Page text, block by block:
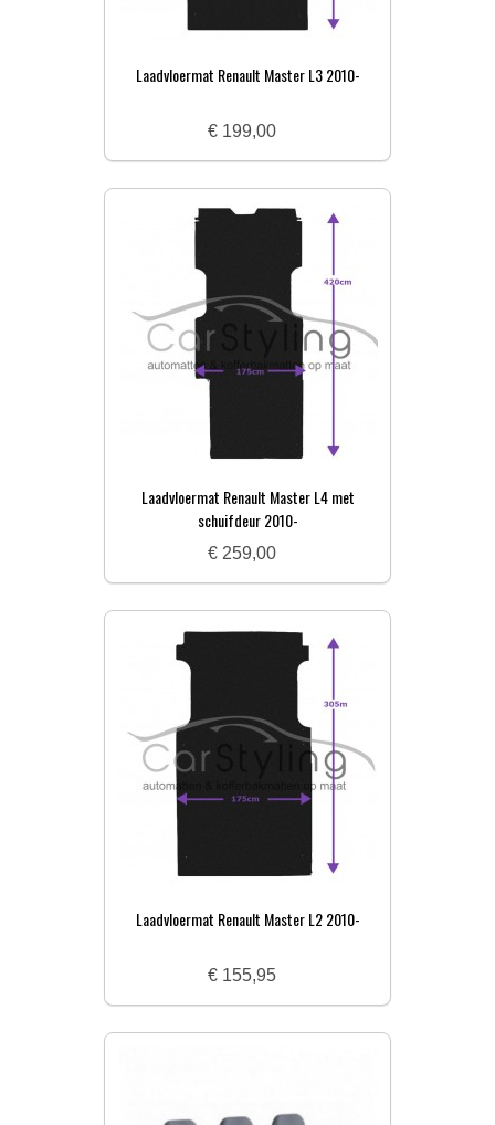
Laadvloermat Renault Master L3 2010-
€ 199,00
Laadvloermat Renault Master L4 met
schuifdeur 2010-
€ 259,00
Laadvloermat Renault Master L2 2010-
€ 155,95